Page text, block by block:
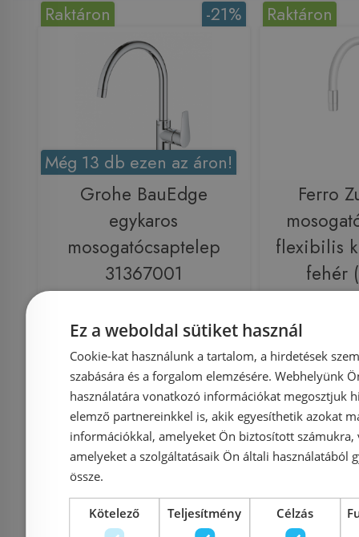
-21%
Raktáron
Még 13 db ezen az áron!
Grohe BauEdge
egykaros
mosogatócsaptelep
31367001
Azonosító: 179657
Cikkszám: 31367001
34 306 Ft27 180 Ft
Kosárba
Raktáron
Ferro
flexibilis
fehér
22 600 Ft
-16%
Raktáron Rendelésre
Ez a weboldal sütiket használ
Cookie-kat használunk a tartalom, a hirdetések
szabására és a forgalom elemzésére. Webhelyünk
használatára vonatkozó információkat megosztjuk
elemző partnereinkkel is, akik egyesíthetik azokat
információkkal, amelyeket Ön biztosított számukra,
amelyeket a szolgáltatásaik Ön általi használatából
össze.
Kötelező Teljesítmény Célzás